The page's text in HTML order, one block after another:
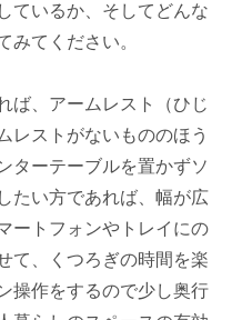
ているか、そしてどんな
みてください。
ば、アームレスト（ひじ
レストがないもののほう
ターテーブルを置かずソ
たい方であれば、幅が広
ートフォンやトレイにの
て、くつろぎの時間を楽
操作をするので少し奥行